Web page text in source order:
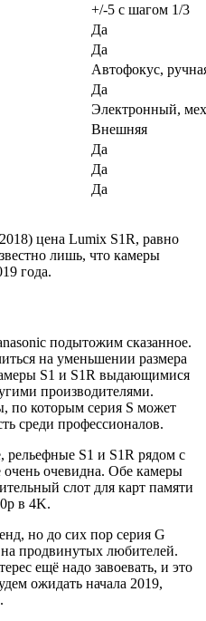
+/-5 с шагом 1/3
Да
Да
Автофокус,
Да
Электронный,
Внешняя
Да
Да
Да
цена Lumix S1R, равно
лишь, что камеры
года.
подытожим сказанное.
на уменьшении размера
S1 и S1R выдающимися
производителями.
по которым серия S может
среди профессионалов.
рельефные S1 и S1R рядом с
очень очевидна. Обе камеры
слот для карт памяти
в 4K.
но до сих пор серия G
продвинутых любителей.
ещё надо завоевать, и это
ожидать начала 2019,